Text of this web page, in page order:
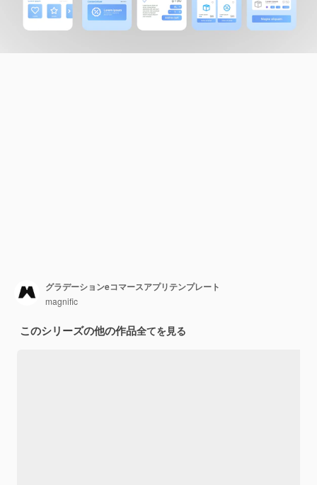
グラデーションeコマースアプリテンプレート
magnific
このシリーズの他の作品全てを見る